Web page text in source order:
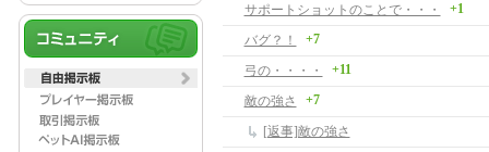
サポートショットのことで・・・ +1
バグ？！ +7
弓の・・・・ +11
敵の強さ +7
[返事]敵の強さ